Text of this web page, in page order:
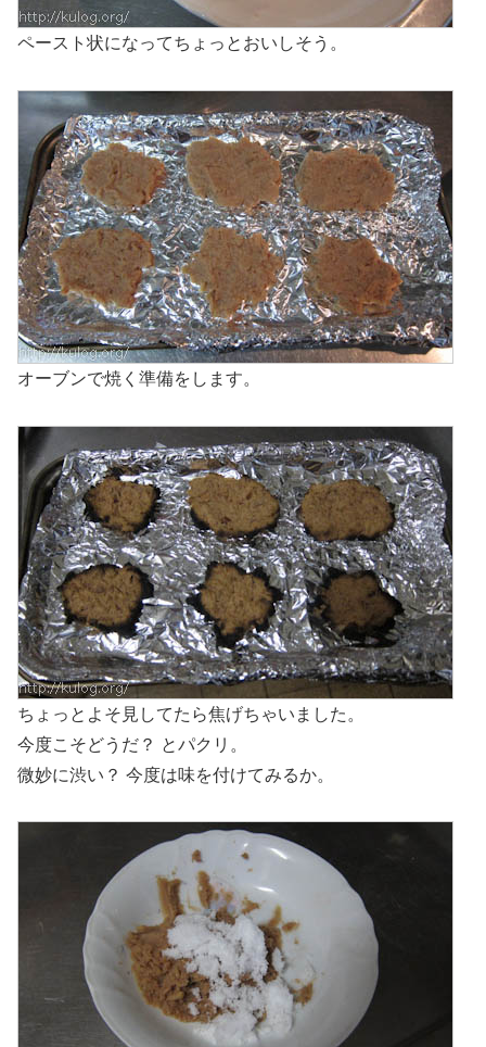
ペースト状になってちょっとおいしそう。
オーブンで焼く準備をします。
ちょっとよそ見してたら焦げちゃいました。
今度こそどうだ？ とパクリ。
微妙に渋い？ 今度は味を付けてみるか。